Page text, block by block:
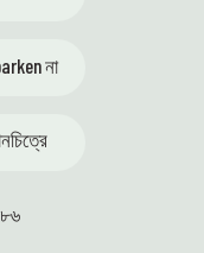
না